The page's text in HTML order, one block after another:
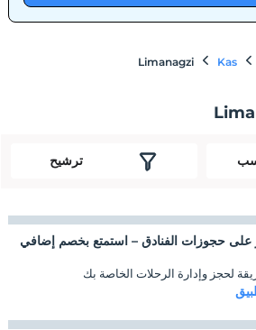
Kas
Limanagzi
ترشيح
على حجوزات الفنادق – استمتع بخصم إضافي
لحجز وإدارة الرحلات الخاصة بك